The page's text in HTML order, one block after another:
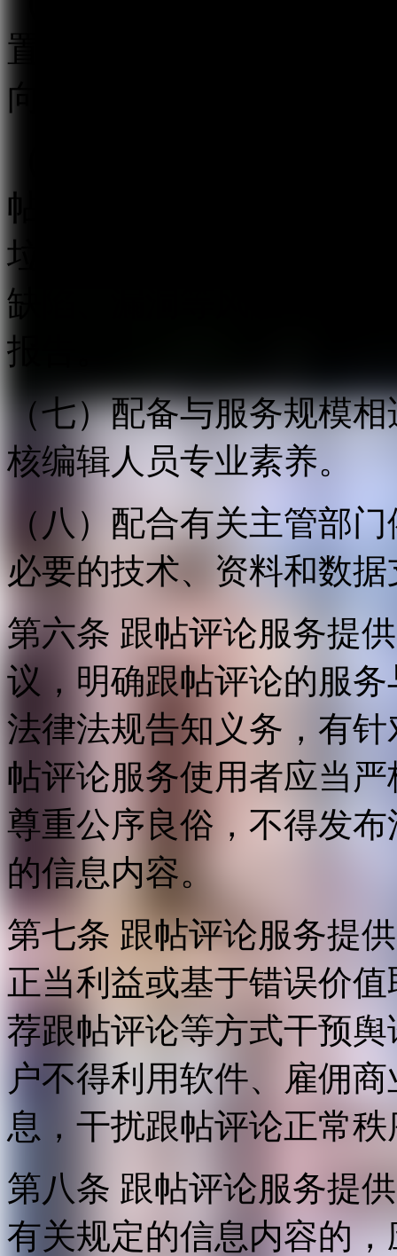
置等信息安全管理制度
向有关主管部门报告。
帖评论管理方式，研发
垃圾信息处置能力；及
缺陷、漏洞等风险，采
报告。
（七）配备与服务规模
核编辑人员专业素养。
（八）配合有关主管部
必要的技术、资料和数据
第六条 跟帖评论服务提
议，明确跟帖评论的服
法律法规告知义务，有
帖评论服务使用者应当
尊重公序良俗，不得发
的信息内容。
第七条 跟帖评论服务提
正当利益或基于错误价
荐跟帖评论等方式干预
户不得利用软件、雇佣
息，干扰跟帖评论正常
第八条 跟帖评论服务提
有关规定的信息内容的